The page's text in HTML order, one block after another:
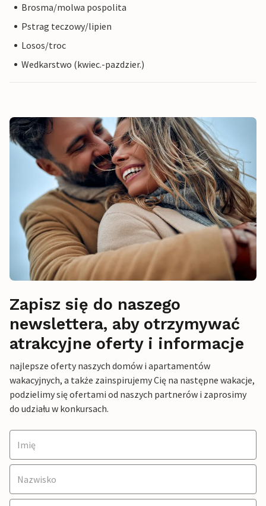
Brosma/molwa pospolita
Pstrag teczowy/lipien
Losos/troc
Wedkarstwo (kwiec.-pazdzier.)
Zapisz się do naszego
newslettera, aby otrzymywać
atrakcyjne oferty i informacje
najlepsze oferty naszych domów i apartamentów
wakacyjnych, a także zainspirujemy Cię na następne wakacje,
podzielimy się ofertami od naszych partnerów i zaprosimy
do udziału w konkursach.